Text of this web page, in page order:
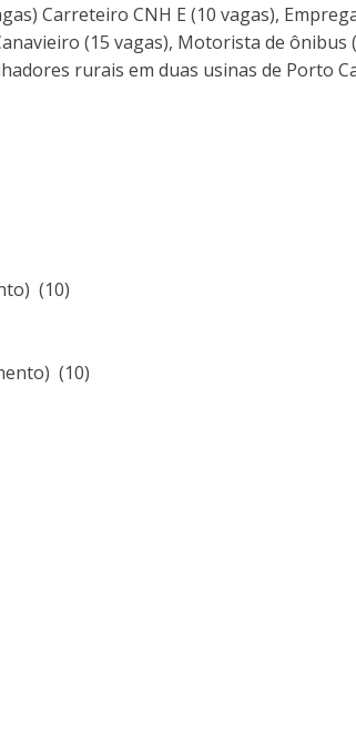
Carreteiro CNH E (10 vagas),
(15 vagas), Motorista de
rurais em duas usinas de Porto
(10)
(10)